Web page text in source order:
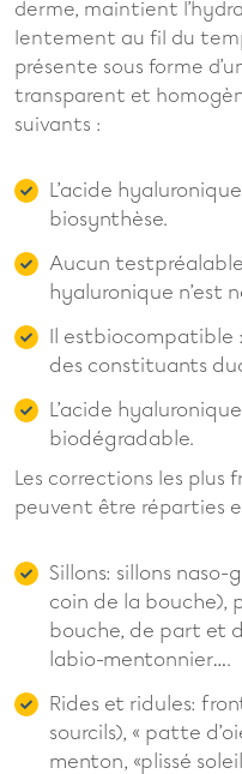
derme, maintient
lentement au fil du
présente sous forme
transparent et
suivants :
L’acide
biosynthèse.
Aucun testpréalable
hyaluronique n’est
Il estbiocompatible :
des constituants
L’acide
biodégradable.
Les corrections les
peuvent être réparties
Sillons: sillons naso-
coin de la bouche),
bouche, de part et
labio-mentonnier….
Rides et ridules:
sourcils), « patte
menton, «plissé